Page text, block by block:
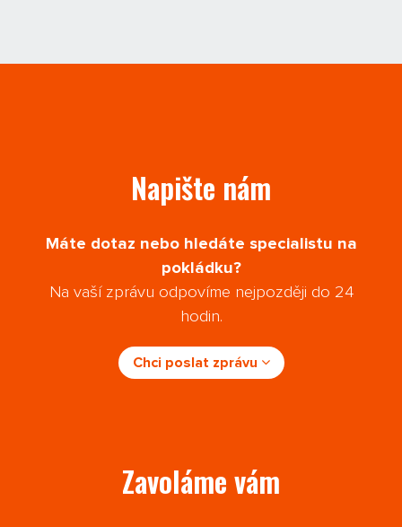
Napište nám
Máte dotaz nebo hledáte specialistu na
pokládku?
Na vaší zprávu odpovíme nejpozději do 24
hodin.
Chci poslat zprávu
Zavoláme vám